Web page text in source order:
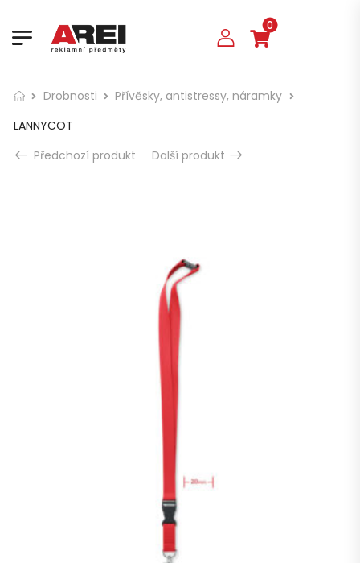
0
Drobnosti
Přívěsky, antistressy, náramky
LANNYCOT
Předchozí produkt
Další produkt